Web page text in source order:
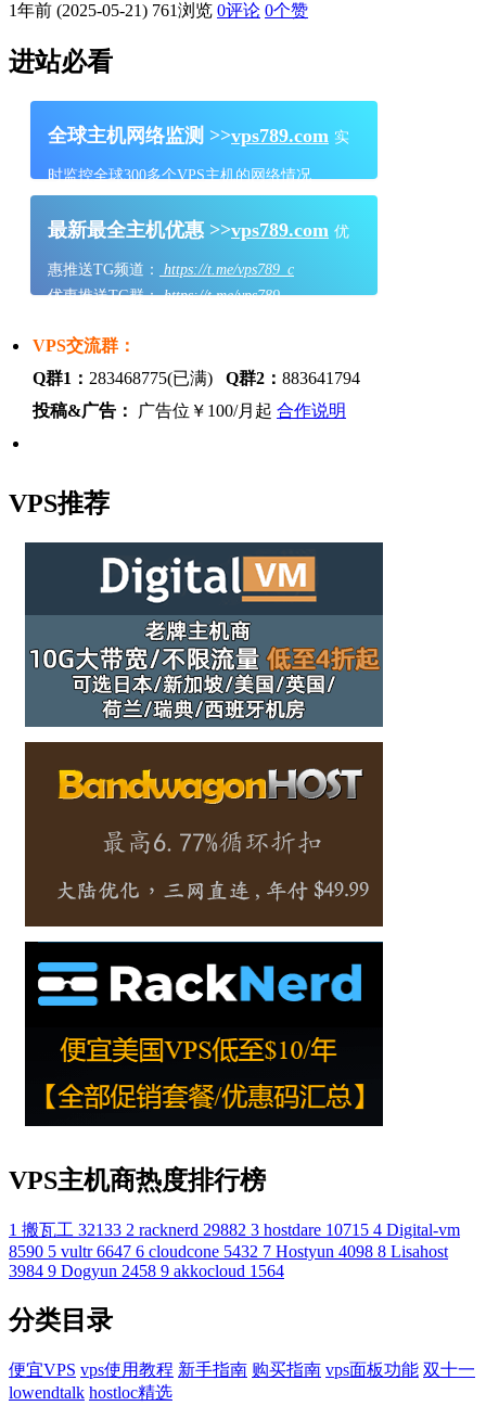
1年前 (2025-05-21) 761浏览 0评论 0个赞
进站必看
全球主机网络监测 >>vps789.com 实
时监控全球300多个VPS主机的网络情况
最新最全主机优惠 >>vps789.com 优
惠推送TG频道：
https://t.me/vps789_c
优惠推送TG群：https://t.me/vps789
VPS交流群：
Q群1： 283468775(已满) Q群2： 883641794
投稿&广告：
广告位￥100/月起 合作说明
VPS推荐
VPS主机商热度排行榜
1 搬瓦工 32133 2 racknerd 29882 3 hostdare 10715 4 Digital-vm
8590 5 vultr 6647 6 cloudcone 5432 7 Hostyun 4098 8 Lisahost
3984 9 Dogyun 2458 9 akkocloud 1564
分类目录
便宜VPS vps使用教程 新手指南 购买指南 vps面板功能 双十一
lowendtalk hostloc精选